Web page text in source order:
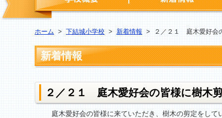
ホーム > 下結城小学校 > 新着情報 > ２／２１ 庭木愛好会
新着情報
２／２１ 庭木愛好会の皆様に樹木
庭木愛好会の皆様に来ていただき、樹木の剪定をして